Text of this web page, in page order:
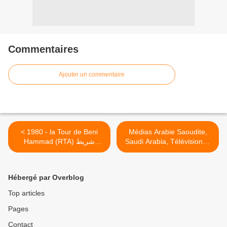
Commentaires
Ajouter un commentaire
< 1980 - la Tour de Beni
Hammad (RTA) شريط
وثائقي من الإذاعة و التلفزة
Médias Arabie Saoudite,
Saudi Arabia, Télévisions ,
Radios, Journaux وسائل
Hébergé par Overblog
Top articles
Pages
Contact